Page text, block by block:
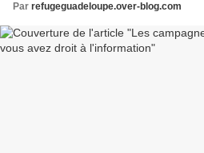
Par refugeguadeloupe.over-blog.com